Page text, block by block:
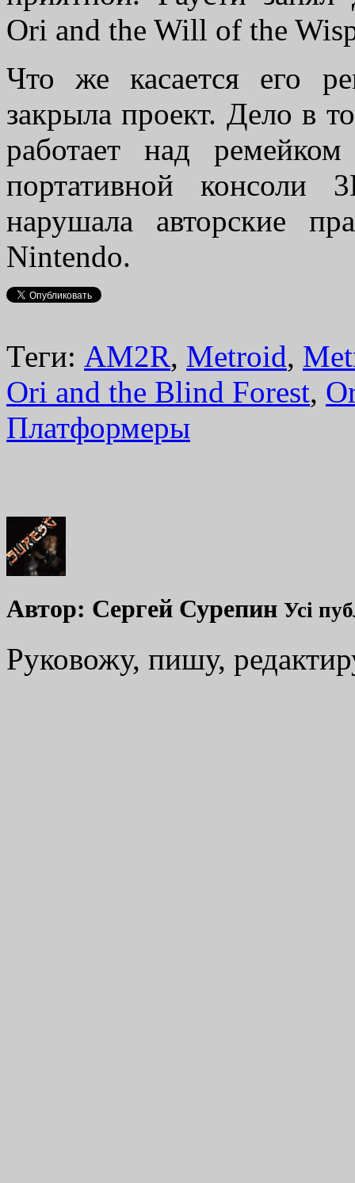
Ori and the Will of the
Что же касается его
закрыла проект. Дело в
работает над
портативной
нарушала авторские
Nintendo.
Теги: AM2R, Metroid,
Ori and the Blind Forest,
Платформеры
Автор: Сергей Сурепин Усі
Руковожу, пишу,